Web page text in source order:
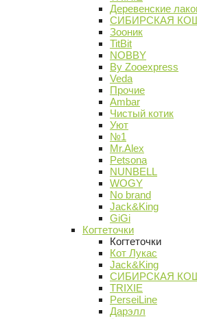
Деревенские
СИБИРСКАЯ
Зооник
TitBit
NOBBY
By Zooexpress
Veda
Прочие
Ambar
Чистый котик
Уют
№1
Mr.Alex
Petsona
NUNBELL
WOGY
No brand
Jack&King
GiGi
Когтеточки
Когтеточки
Кот Лукас
Jack&King
СИБИРСКАЯ
TRIXIE
PerseiLine
Дарэлл